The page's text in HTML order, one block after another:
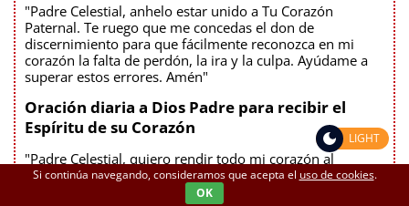
"Padre Celestial, anhelo estar unido a Tu Corazón
Paternal. Te ruego que me concedas el don de
discernimiento para que fácilmente reconozca en mi
corazón la falta de perdón, la ira y la culpa. Ayúdame a
superar estos errores. Amén"
Oración diaria a Dios Padre para recibir el
Espíritu de su Corazón
"Padre Celestial, quiero rendir todo mi corazón al
Espíritu de Tu Corazón, el Espíritu Santo. Ayúdame a ser
un ejemplo de obediencia a Tus mandamientos para los
Si continúa navegando, consideramos que acepta el uso de cookies.
OK
LIGHT